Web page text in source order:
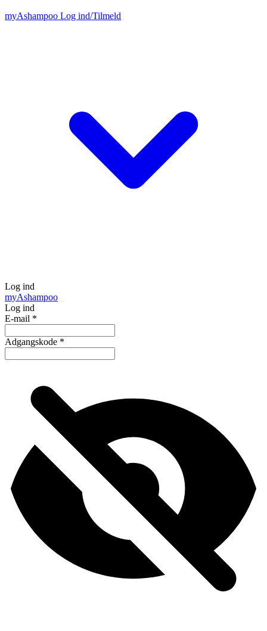
myAshampoo Log ind/Tilmeld
Log ind
myAshampoo
Log ind
E-mail *
Adgangskode *